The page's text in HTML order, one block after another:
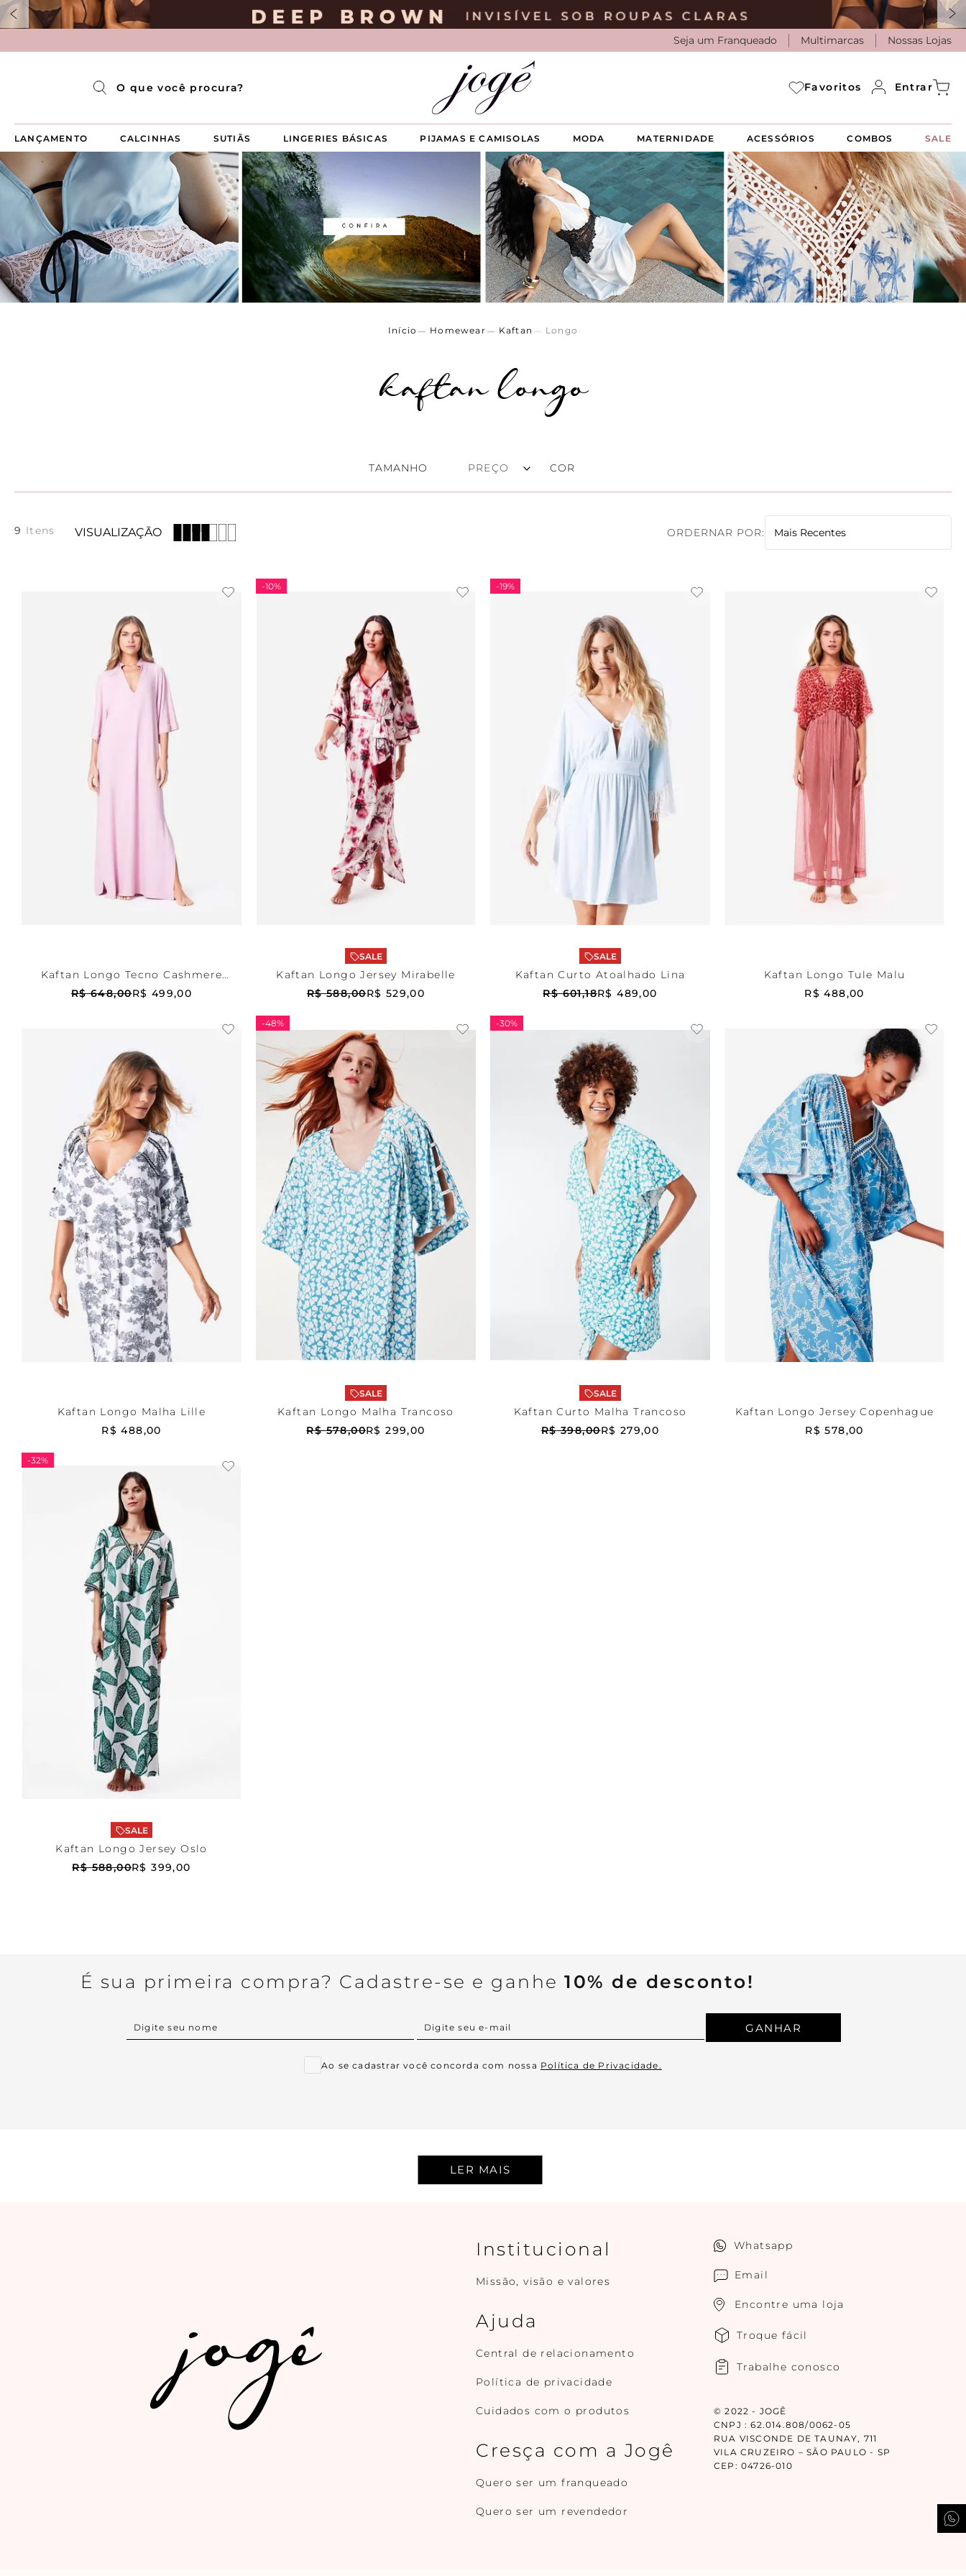
Seja um Franqueado Multimarcas Nossas Lojas
Favoritos Entrar
LANÇAMENTO CALCINHAS SUTIÃS LINGERIES BÁSICAS PIJAMAS E CAMISOLAS MODA MATERNIDADE ACESSÓRIOS COMBOS SALE
Pijama Longo Americado Aberto Luma
Pijama Capri Aberto
Pijama Curto Aberto
Homewear Kaftan Longo
kaftan longo
COR
TAMANHO
9 VISUALIZAÇÃO Mais Recentes
Kaftan Longo Tecno Cashmere
Peach
R$ 648,00R$ 499,00
Estampada P
-10%
SALE
Kaftan Longo Jersey Mirabelle
R$ 588,00R$ 529,00
P
ADICIONAR AO CARRINHO
-19%
SALE
Kaftan Curto Atoalhado Lina
R$ 601,18R$ 489,00
Estampada P
Kaftan Longo Tule Malu
R$ 488,00
Estampada M
ADICIONAR AO CARRINHO
Kaftan Longo Malha Lille
R$ 488,00
Estampada P
ADICIONAR AO CARRINHO
-48%
SALE
Kaftan Longo Malha Trancoso
R$ 578,00R$ 299,00
P
ADICIONAR AO CARRINHO
-30%
SALE
Kaftan Curto Malha Trancoso
R$ 398,00R$ 279,00
Estampada P
ADICIONAR AO CARRINHO
Kaftan Longo Jersey Copenhague
R$ 578,00
Estampada M
ADICIONAR AO CARRINHO
-32%
SALE
Kaftan Longo Jersey Oslo
R$ 588,00R$ 399,00
É sua primeira compra? Cadastre-se e ganhe 10% de desconto!
GANHAR
Ao se cadastrar você concorda com nossa Política de Privacidade.
Institucional
Missão, visão e valores
Ajuda
Central de relacionamento
Política de privacidade
Cuidados com o produtos
Cresça com a Jogê
Quero ser um franqueado
Quero ser um revendedor
Whatsapp
Email
Encontre uma loja
Troque fácil
Trabalhe conosco
© 2022 - JOGÊ
CNPJ : 62.014.808/0062-05
RUA VISCONDE DE TAUNAY, 711
VILA CRUZEIRO – SÃO PAULO - SP
CEP: 04726-010